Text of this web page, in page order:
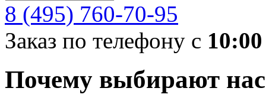
8 (495) 760-70-95
Заказ по телефону с 10:00
Почему выбирают нас